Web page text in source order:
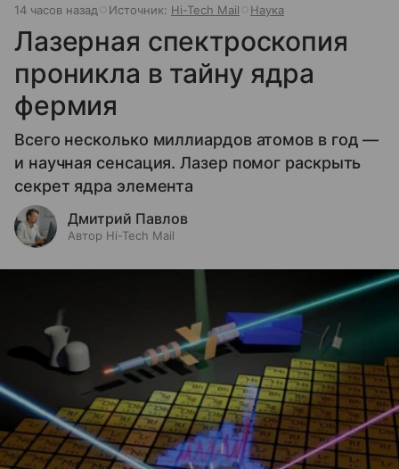
14 часов назад Источник: Hi-Tech Mail Наука
Лазерная спектроскопия
проникла в тайну ядра
фермия
Всего несколько миллиардов атомов в год —
и научная сенсация. Лазер помог раскрыть
секрет ядра элемента
Дмитрий Павлов
Автор Hi-Tech Mail